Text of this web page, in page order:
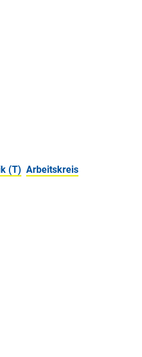
(T) Arbeitskreis